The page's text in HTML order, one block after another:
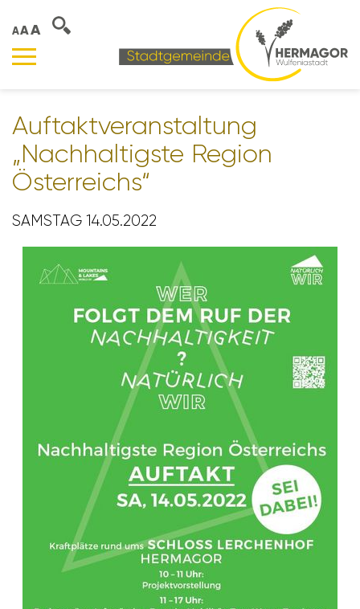
AAA
Auftakt­ver­an­stal­tung
„Nach­hal­tigste Region
Öster­reichs“
SAMSTAG 14.05.2022